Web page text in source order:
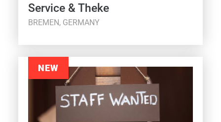
Service & Theke
BREMEN, GERMANY
NEW